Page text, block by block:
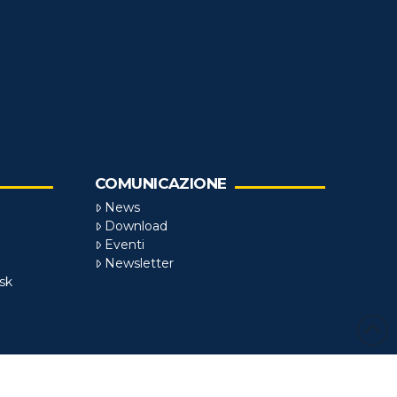
COMUNICAZIONE
News
Download
Eventi
Newsletter